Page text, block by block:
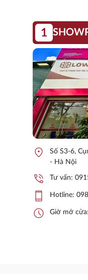
1
location_on
Số S3-6,
- Hà Nội
phone_in_talk Tư vấn:
phone_iphone Hotline:
schedule Giờ mở